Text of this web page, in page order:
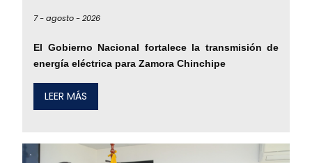
7 -agosto -2026
El Gobierno Nacional fortalece la transmisión de
energía eléctrica para Zamora Chinchipe
LEER MÁS